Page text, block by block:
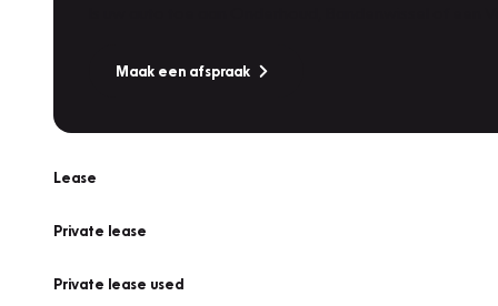
Maak een afspraak
Lease
Private lease
Private lease used